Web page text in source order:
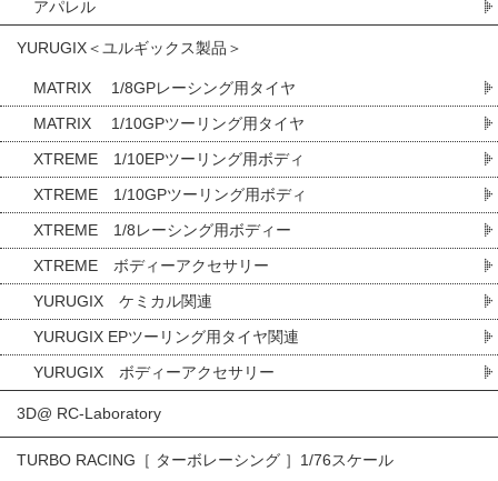
アパレル
YURUGIX＜ユルギックス製品＞
MATRIX 1/8GPレーシング用タイヤ
MATRIX 1/10GPツーリング用タイヤ
XTREME 1/10EPツーリング用ボディ
XTREME 1/10GPツーリング用ボディ
XTREME 1/8レーシング用ボディー
XTREME ボディーアクセサリー
YURUGIX ケミカル関連
YURUGIX EPツーリング用タイヤ関連
YURUGIX ボディーアクセサリー
3D@ RC-Laboratory
TURBO RACING［ ターボレーシング ］1/76スケール